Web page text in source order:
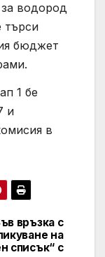
водород
търси
бюджет
1 бе
и
в
връзка с
на
списък“ с